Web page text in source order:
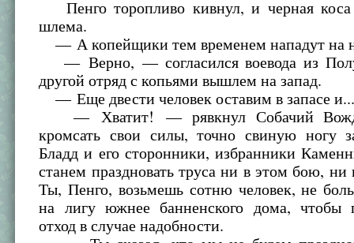
Пенго торопливо кивнул, и черная коса
шлема.
— А копейщики тем временем нападут на
— Верно, — согласился воевода из
другой отряд с копьями вышлем на запад.
— Еще двести человек оставим в запасе
— Хватит! — рявкнул Собачий
кромсать свои силы, точно свиную ногу
Бладд и его сторонники, избранники
станем праздновать труса ни в этом бою,
Ты, Пенго, возьмешь сотню человек, не
на лигу южнее банненского дома, чтобы
отход в случае надобности.